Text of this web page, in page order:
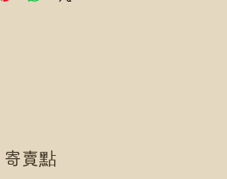
直送地址，請下單後聯絡爺爺
寄賣點